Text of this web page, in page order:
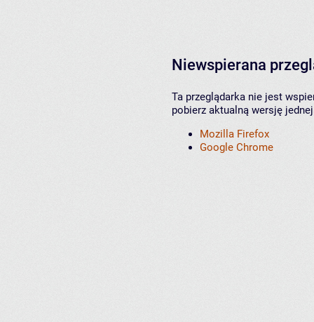
Niewspierana
Ta przeglądarka nie jest
pobierz aktualną wersję
Mozilla Firefox
Google Chrome